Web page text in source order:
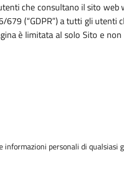
che consultano il sito
679 (“GDPR”) a tutti gli utenti
è limitata al solo Sito e
personali di qualsiasi